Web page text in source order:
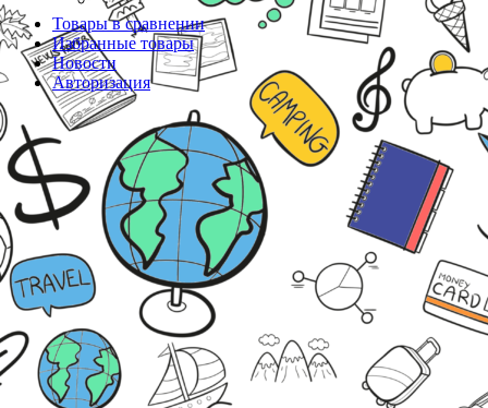
Товары в сравнении
Избранные товары
Новости
Авторизация